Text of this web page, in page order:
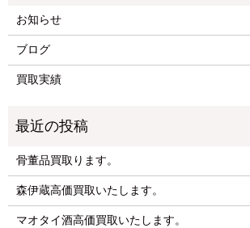
お知らせ
ブログ
買取実績
骨董品買取ります。
森伊蔵高価買取いたします。
マオタイ酒高価買取いたします。